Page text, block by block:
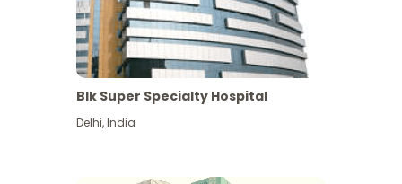
Blk Super Specialty Hospital
Delhi,India